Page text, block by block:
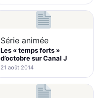
Série animée
Les « temps forts »
d’octobre sur Canal J
21 août 2014